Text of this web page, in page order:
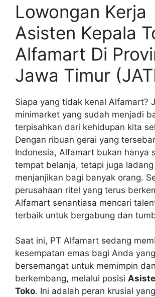
Lowongan Kerja
Asisten Kepala
Alfamart Di
Jawa Timur
Siapa yang tidak kenal Alfamart?
minimarket yang sudah menjadi
terpisahkan dari kehidupan kita
Dengan ribuan gerai yang
Indonesia, Alfamart bukan hanya
tempat belanja, tetapi juga ladang
menjanjikan bagi banyak orang.
perusahaan ritel yang terus
Alfamart senantiasa mencari
terbaik untuk bergabung dan
Saat ini, PT Alfamart sedang
kesempatan emas bagi Anda yang
bersemangat untuk memimpin dan
berkembang, melalui posisi
Toko. Ini adalah peran krusial